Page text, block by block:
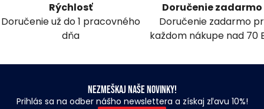
Rýchlosť
Doručenie už do 1 pracovného
dňa
Doručenie zadarmo
Doručenie zadarmo
každom nákupe nad 70
Nezmeškaj naše novinky!
Prihlás sa na odber nášho newslettera a získaj zľavu 10%!